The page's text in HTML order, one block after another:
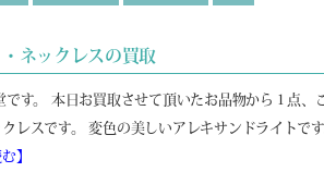
ネックレスの買取
です。 本日お買取させて頂いたお品物から１点、
レスです。 変色の美しいアレキサンドライトで
】